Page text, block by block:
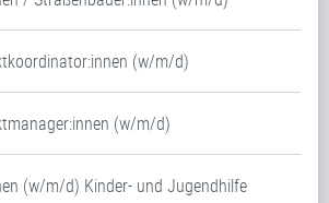
(w/m/d)
(w/m/d)
(w/m/d) Kinder- und Jugendhilfe